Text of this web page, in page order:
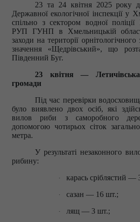
23 та 24 квітня 2025 року
Державної екологічної інспекції у
спільно з сектором водної
РУП ГУНП в Хмельницькій
заходи на території
значення «Щедрівський», що
Південний Буг.​
23 квітня —
громади
Під час перевірки
було виявлено двох осіб, які
вилов риби з саморобного
допомогою чотирьох сіток
метра.​
У результаті незаконного
рибину:​
· карась сріблястий —
· сазан — 16 шт.;​
· лящ — 3 шт.;​